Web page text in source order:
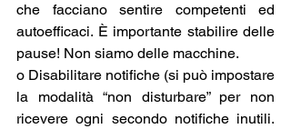
che facciano sentire competenti ed
autoefficaci. È importante stabilire delle
pause! Non siamo delle macchine.
o Disabilitare notifiche (si può impostare
la modalità “non disturbare” per non
ricevere ogni secondo notifiche inutili.